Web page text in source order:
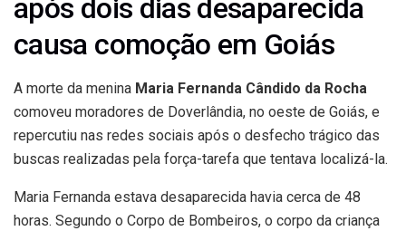
após dois dias desaparecida
causa comoção em Goiás
A morte da menina Maria Fernanda Cândido da Rocha
comoveu moradores de Doverlândia, no oeste de Goiás, e
repercutiu nas redes sociais após o desfecho trágico das
buscas realizadas pela força-tarefa que tentava localizá-la.
Maria Fernanda estava desaparecida havia cerca de 48
horas. Segundo o Corpo de Bombeiros, o corpo da criança